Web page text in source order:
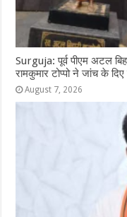
Surguja: पूर्व पीएम अटल
रामकुमार टोप्पो ने जांच के
August 7, 2026